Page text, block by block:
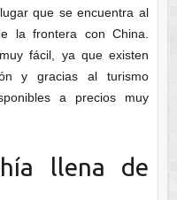
que se encuentra al
la frontera con China.
fácil, ya que existen
y gracias al turismo
a precios muy
llena de